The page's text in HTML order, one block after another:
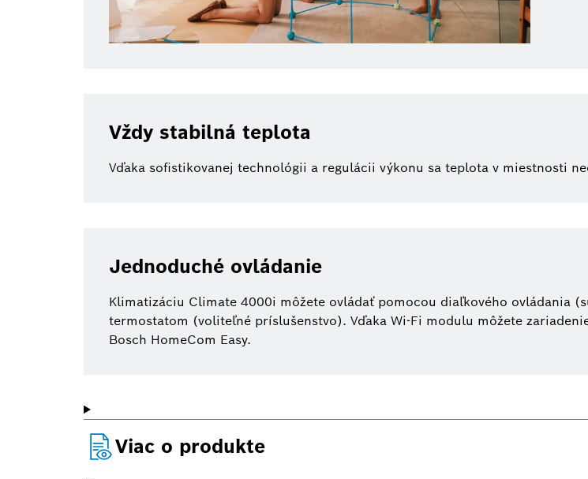
Vždy stabilná teplota
Vďaka sofistikovanej technológii a regulácii výkonu sa teplota v miestnosti
Jednoduché ovládanie
Klimatizáciu Climate 4000i môžete ovládať pomocou diaľkového ovládania
termostatom (voliteľné príslušenstvo). Vďaka Wi-Fi modulu môžete
Bosch HomeCom Easy.
Viac o produkte